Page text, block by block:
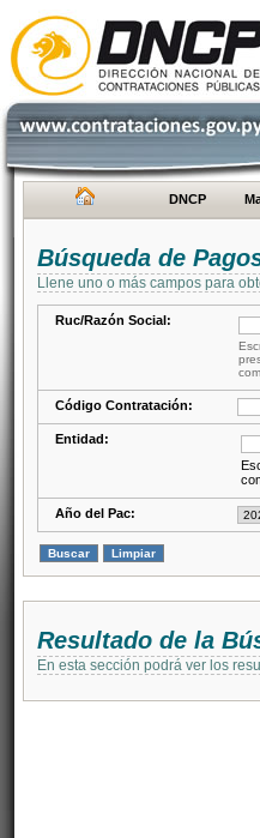
DNCP
Búsqueda de
Llene uno o más campos para
Ruc/Razón Social:
Código Contratación:
Entidad:
Año del Pac:
Resultado de la
En esta sección podrá ver los